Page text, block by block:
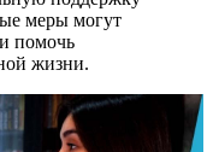
меры могут
помочь
жизни.